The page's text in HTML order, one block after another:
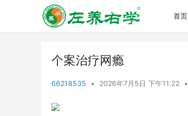
首页
个案治疗网瘾
66218535 • 2026年7月5日 下午11:22 •